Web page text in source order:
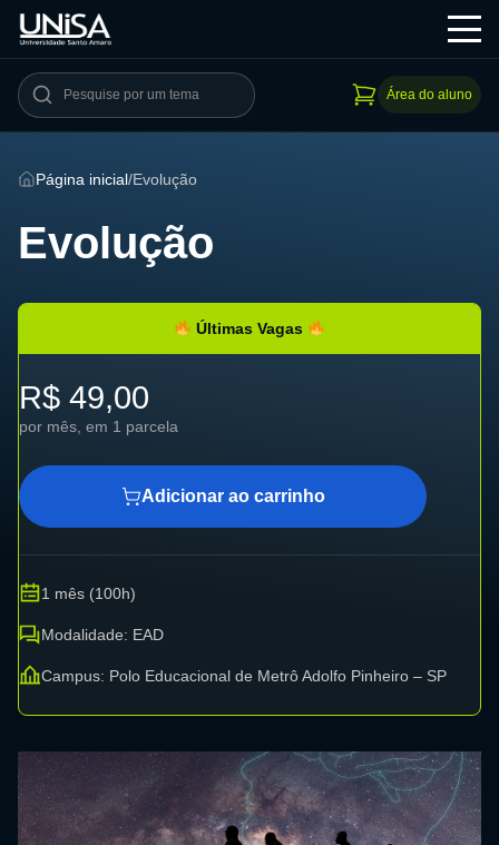
Área do aluno
Página inicial/Evolução
Evolução
Últimas Vagas
R$ 49,00
por mês, em 1 parcela
Adicionar ao carrinho
1 mês (100h)
Modalidade: EAD
Campus: Polo Educacional de Metrô Adolfo Pinheiro – SP